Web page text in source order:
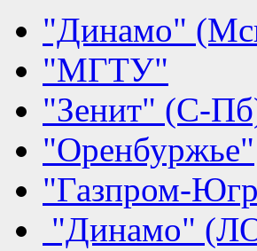
"Динамо"
"МГТУ"
"Зенит" (С-
"Оренбуржье"
"Газпром-
"Динамо"